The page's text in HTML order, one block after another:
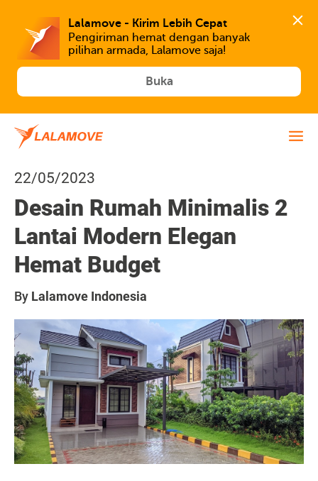
Lalamove - Kirim Lebih Cepat
Pengiriman hemat dengan banyak
Buka
22/05/2023
Desain Rumah Minimalis 2
Lantai Modern Elegan
Hemat Budget
By Lalamove Indonesia